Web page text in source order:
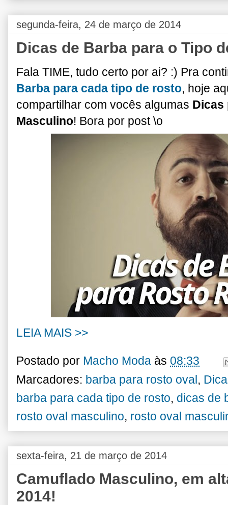
segunda-feira, 24 de março de 2014
Dicas de Barba para o Tipo
Fala TIME, tudo certo por ai? :) Pra
Barba para cada tipo de rosto, hoje
compartilhar com vocês algumas Dicas
Masculino! Bora por post \o
LEIA MAIS >>
Postado por Macho Moda às 08:33
Marcadores: barba para rosto oval,
barba para cada tipo de rosto, dicas de
rosto oval masculino, rosto oval
sexta-feira, 21 de março de 2014
Camuflado Masculino, em
2014!